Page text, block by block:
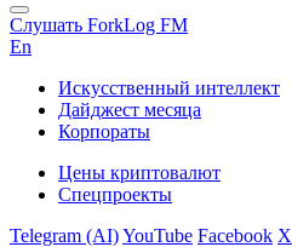
Слушать ForkLog FM
En
Искусственный интеллект
Дайджест месяца
Корпораты
Цены криптовалют
Спецпроекты
Telegram (AI)YouTube Facebook X